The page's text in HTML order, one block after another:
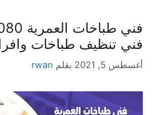
فني
فني تنظيف طباخات
أغسطس 5, 2021 بقلم rwan